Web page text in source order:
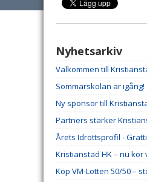
Nyhetsarkiv
Välkommen till
Sommarskolan är igång!
Ny sponsor till
Partners stärker
Årets Idrottsprofil -
Kristianstad HK – nu kör
Köp VM-Lotten 50/50 –